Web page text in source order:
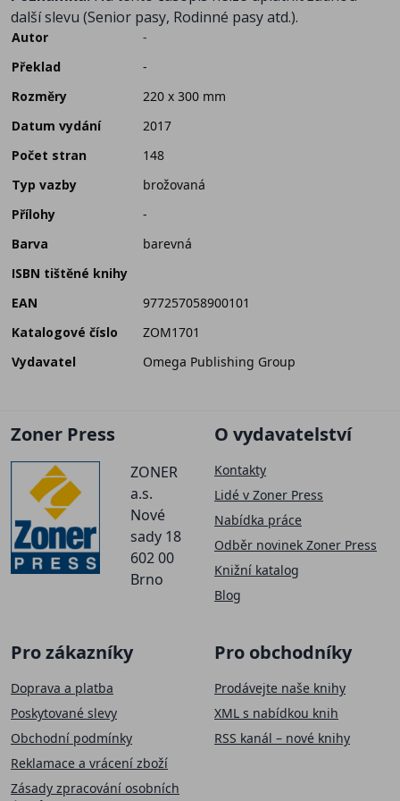
další slevu (Senior pasy, Rodinné pasy atd.).
Autor
-
Překlad
-
Rozměry
220 x 300 mm
Datum vydání
2017
Počet stran
148
Typ vazby
brožovaná
Přílohy
-
Barva
barevná
ISBN tištěné knihy
EAN
977257058900101
Katalogové číslo
ZOM1701
Vydavatel
Omega Publishing Group
Zoner Press
ZONER
a.s.
Nové
sady 18
602 00
Brno
O vydavatelství
Kontakty
Lidé v Zoner Press
Nabídka práce
Odběr novinek Zoner Press
Knižní katalog
Blog
Pro zákazníky
Doprava a platba
Poskytované slevy
Obchodní podmínky
Reklamace a vrácení zboží
Zásady zpracování osobních
Pro obchodníky
Prodávejte naše knihy
XML s nabídkou knih
RSS kanál – nové knihy